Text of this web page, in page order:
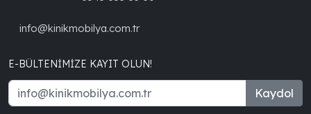
info@kinikmobilya.com.tr
E-BÜLTENIMIZE KAYIT OLUN!
Kaydol